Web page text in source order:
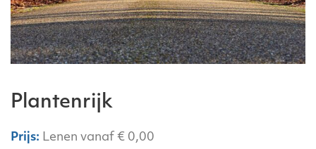
Plantenrijk
Lenen vanaf € 0,00